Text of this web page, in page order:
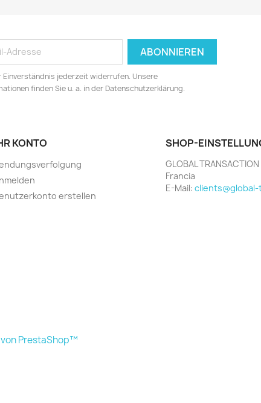
Einverständnis jederzeit widerrufen. Unsere
finden Sie u. a. in der Datenschutzerklärung.
KONTO
erstellen
SHOP-
GLOBAL TRANSACTION
Francia
E-Mail:
PrestaShop™